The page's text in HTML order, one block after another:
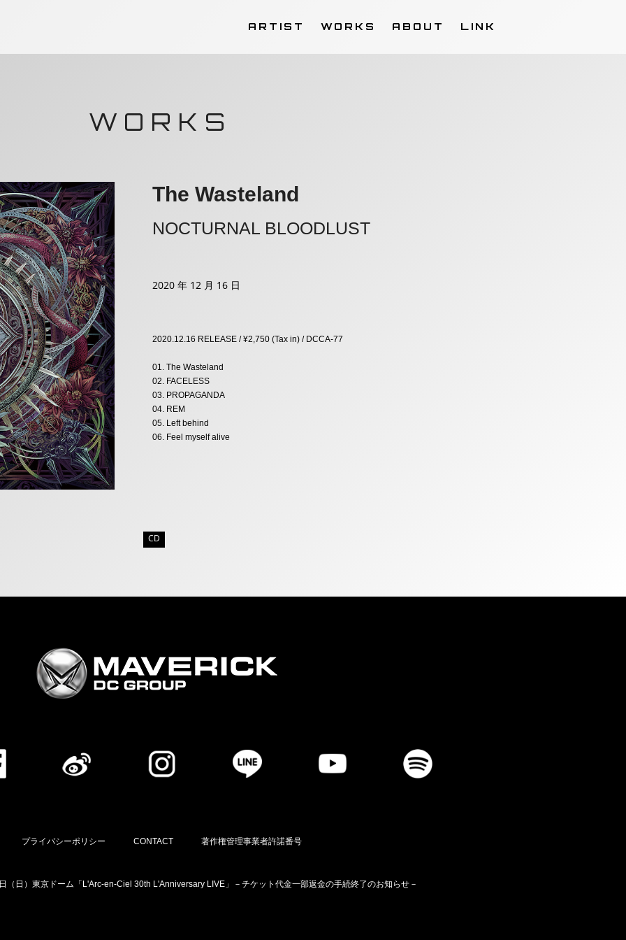
ARTIST WORKS ABOUT LINK
WORKS
The Wasteland
NOCTURNAL BLOODLUST
2020 年 12 月 16 日
2020.12.16 RELEASE / ¥2,750 (Tax in) / DCCA-77
01. The Wasteland
02. FACELESS
03. PROPAGANDA
04. REM
05. Left behind
06. Feel myself alive
CD
プライバシーポリシー CONTACT 著作権管理事業者許諾番号
（日）東京ドーム「L'Arc-en-Ciel 30th L'Anniversary LIVE」－チケット代金一部返金の手続終了のお知らせ－